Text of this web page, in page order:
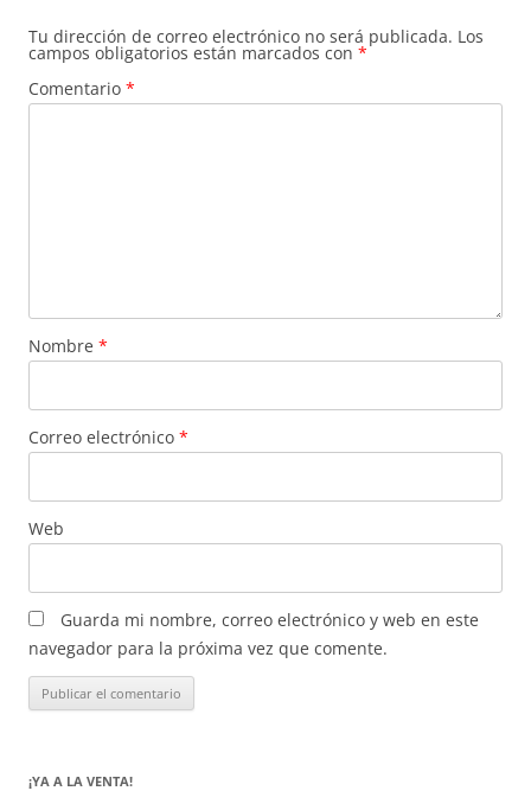
Tu dirección de correo electrónico no será publicada. Los
campos obligatorios están marcados con *
Comentario *
Nombre *
Correo electrónico *
Web
Guarda mi nombre, correo electrónico y web en este
navegador para la próxima vez que comente.
¡YA A LA VENTA!